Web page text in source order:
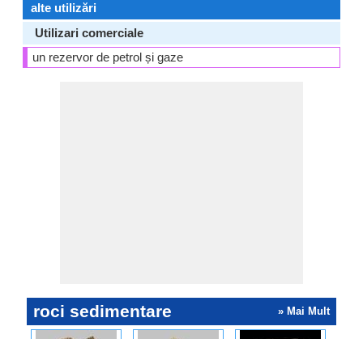
alte utilizări
Utilizari comerciale
un rezervor de petrol și gaze
roci sedimentare » Mai Mult